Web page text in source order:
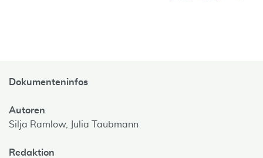
Dokumenteninfos
Autoren
Silja Ramlow,
Julia Taubmann
Redaktion